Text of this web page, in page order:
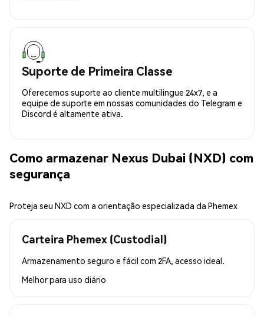
Suporte de Primeira Classe
Oferecemos suporte ao cliente multilingue 24x7, e a
equipe de suporte em nossas comunidades do Telegram e
Discord é altamente ativa.
Como armazenar Nexus Dubai (NXD) com
segurança
Proteja seu NXD com a orientação especializada da Phemex
Carteira Phemex (Custodial)
Armazenamento seguro e fácil com 2FA, acesso ideal.
Melhor para uso diário